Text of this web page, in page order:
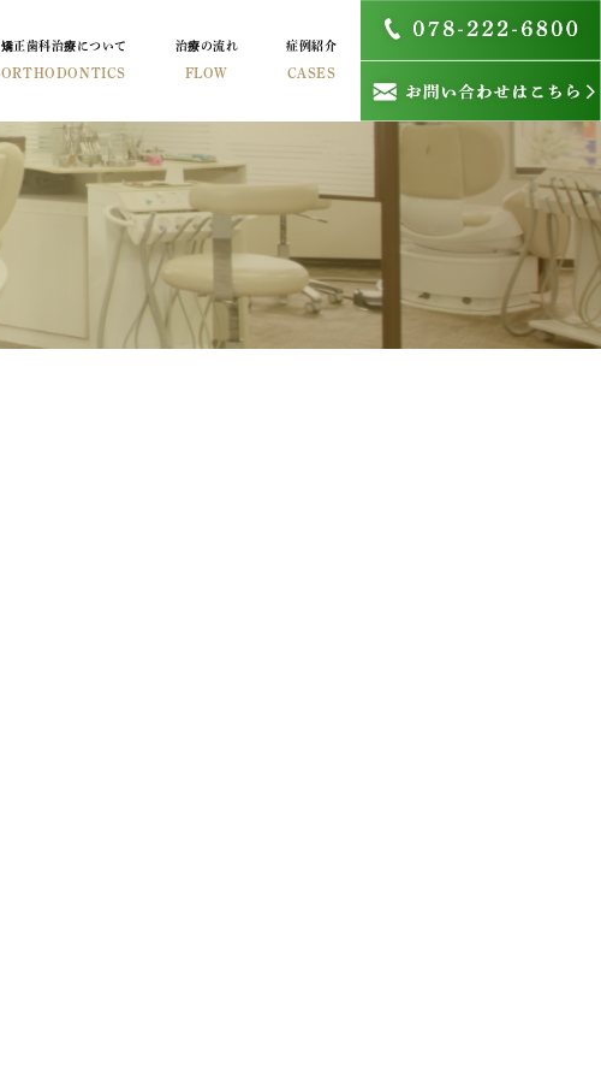
矯正歯科治療について
ORTHODONTICS
治療の流れ
FLOW
症例紹介
CASES